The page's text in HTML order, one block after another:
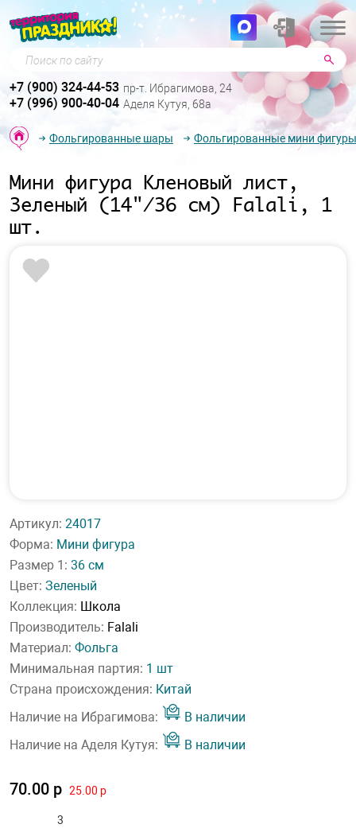
Поиск по сайту
+7 (900) 324-44-53 пр-т. Ибрагимова, 24
+7 (996) 900-40-04 Аделя Кутуя, 68а
Фольгированные шары Фольгированные мини фигуры
Мини фигура Кленовый лист,
Зеленый (14"/36 см) Falali, 1
шт.
Артикул: 24017
Форма: Мини фигура
Размер 1: 36 см
Цвет: Зеленый
Коллекция: Школа
Производитель: Falali
Материал: Фольга
Минимальная партия: 1 шт
Страна происхождения: Китай
Наличие на Ибрагимова:
В наличии
Наличие на Аделя Кутуя:
В наличии
70.00 р 25.00 р